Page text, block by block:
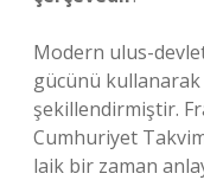
Modern ulus-
gücünü
şekillendirmiştir.
Cumhuriyet
laik bir zaman